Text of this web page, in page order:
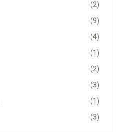
(2)
(9)
(4)
(1)
(2)
(3)
(1)
(3)